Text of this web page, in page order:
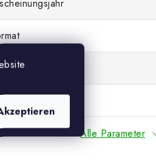
Alle Parameter